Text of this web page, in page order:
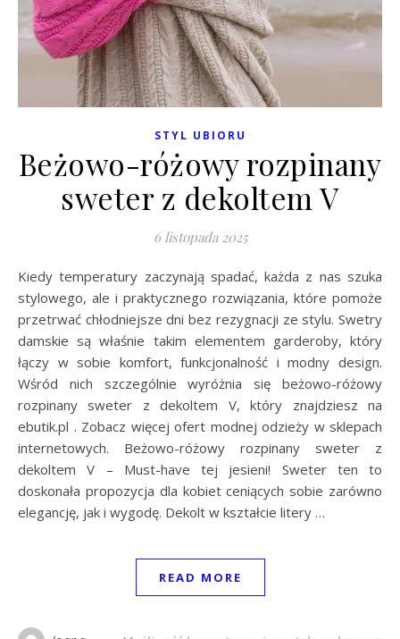
STYL UBIORU
Beżowo-różowy rozpinany
sweter z dekoltem V
6 listopada 2025
Kiedy temperatury zaczynają spadać, każda z nas szuka
stylowego, ale i praktycznego rozwiązania, które pomoże
przetrwać chłodniejsze dni bez rezygnacji ze stylu. Swetry
damskie są właśnie takim elementem garderoby, który
łączy w sobie komfort, funkcjonalność i modny design.
Wśród nich szczególnie wyróżnia się beżowo-różowy
rozpinany sweter z dekoltem V, który znajdziesz na
ebutik.pl . Zobacz więcej ofert modnej odzieży w sklepach
internetowych. Beżowo-różowy rozpinany sweter z
dekoltem V – Must-have tej jesieni! Sweter ten to
doskonała propozycja dla kobiet ceniących sobie zarówno
elegancję, jak i wygodę. Dekolt w kształcie litery …
READ MORE